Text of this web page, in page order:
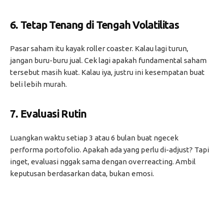
6. Tetap Tenang di Tengah Volatilitas
Pasar saham itu kayak roller coaster. Kalau lagi turun,
jangan buru-buru jual. Cek lagi apakah fundamental saham
tersebut masih kuat. Kalau iya, justru ini kesempatan buat
beli lebih murah.
7. Evaluasi Rutin
Luangkan waktu setiap 3 atau 6 bulan buat ngecek
performa portofolio. Apakah ada yang perlu di-adjust? Tapi
inget, evaluasi nggak sama dengan overreacting. Ambil
keputusan berdasarkan data, bukan emosi.